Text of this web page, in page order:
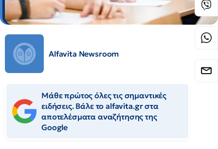
Alfavita Newsroom
Μάθε πρώτος όλες τις σημαντικές
ειδήσεις. Βάλε το alfavita.gr στα
αποτελέσματα αναζήτησης της
Google